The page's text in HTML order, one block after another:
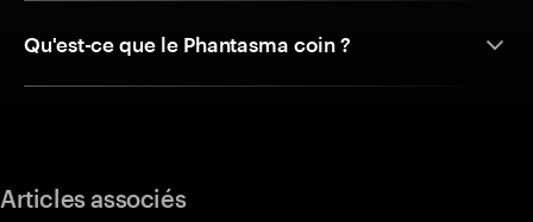
Qu'est-ce que le Phantasma coin ?
Articles associés